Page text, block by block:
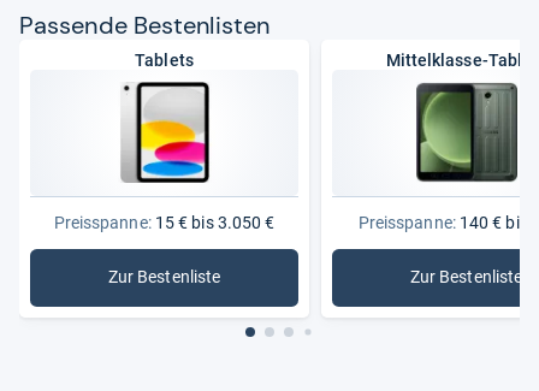
Pas­sende Bes­ten­lis­ten
Tablets
Preisspanne:15 € bis 3.050 €
Zur Bestenliste
: Tablets
Mittelklasse-
Preisspanne:140 € bis
Zur Bestenliste
: